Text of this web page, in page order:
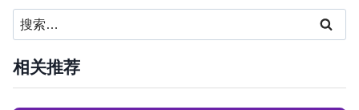
搜
索：
相关推荐